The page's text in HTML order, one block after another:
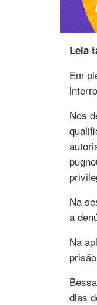
Leia
Em
Nos
Na
a
Na
dias